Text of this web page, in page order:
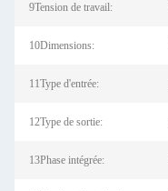
9Tension de travail:
10Dimensions:
11Type d'entrée:
12Type de sortie:
13Phase intégrée: